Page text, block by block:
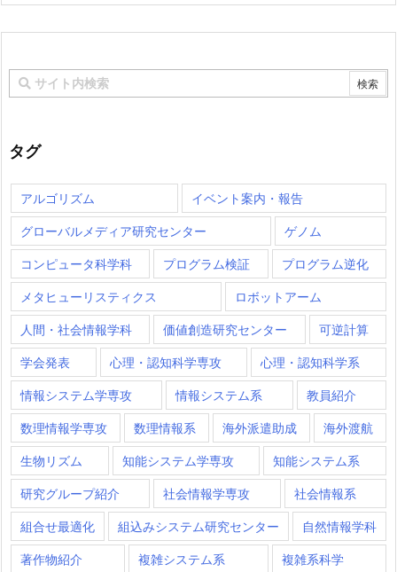
タグ
アルゴリズム イベント案内・報告
グローバルメディア研究センター ゲノム
コンピュータ科学科 プログラム検証 プログラム逆化
メタヒューリスティクス ロボットアーム
人間・社会情報学科 価値創造研究センター 可逆計算
学会発表 心理・認知科学専攻 心理・認知科学系
情報システム学専攻 情報システム系 教員紹介
数理情報学専攻 数理情報系 海外派遣助成 海外渡航
生物リズム 知能システム学専攻 知能システム系
研究グループ紹介 社会情報学専攻 社会情報系
組合せ最適化 組込みシステム研究センター 自然情報学科
著作物紹介 複雑システム系 複雑系科学